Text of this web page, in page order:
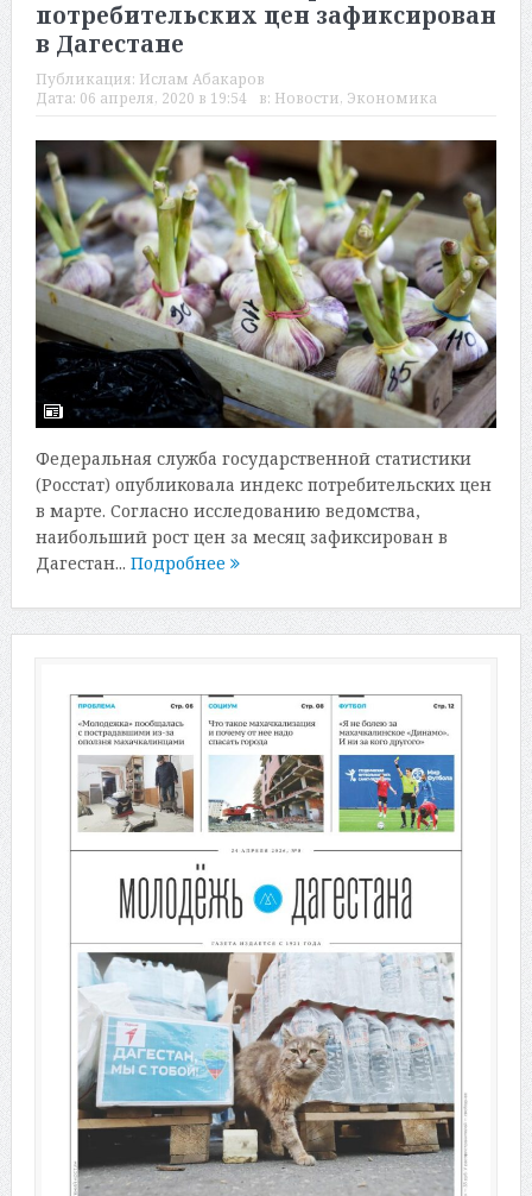
потребительских цен зафиксирован
в Дагестане
Публикация: Ислам Абакаров
Дата: 06 апреля, 2020 в 19:54 в: Новости, Экономика
Федеральная служба государственной статистики
(Росстат) опубликовала индекс потребительских цен
в марте. Согласно исследованию ведомства,
наибольший рост цен за месяц зафиксирован в
Дагестан... Подробнее